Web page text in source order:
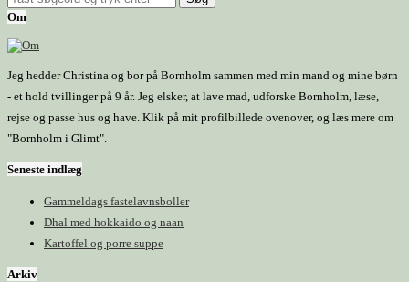
Om
Jeg hedder Christina og bor på Bornholm sammen med min mand og mine børn
- et hold tvillinger på 9 år. Jeg elsker, at lave mad, udforske Bornholm, læse,
rejse og passe hus og have. Klik på mit profilbillede ovenover, og læs mere om
"Bornholm i Glimt".
Seneste indlæg
Gammeldags fastelavnsboller
Dhal med hokkaido og naan
Kartoffel og porre suppe
Arkiv